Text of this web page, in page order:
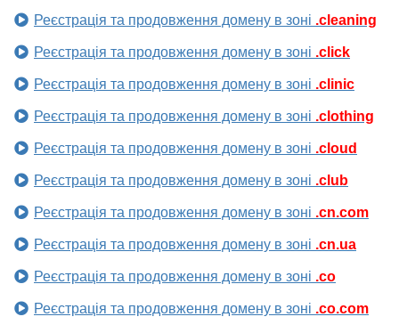
Реєстрація та продовження домену в зоні .cleaning
Реєстрація та продовження домену в зоні .click
Реєстрація та продовження домену в зоні .clinic
Реєстрація та продовження домену в зоні .clothing
Реєстрація та продовження домену в зоні .cloud
Реєстрація та продовження домену в зоні .club
Реєстрація та продовження домену в зоні .cn.com
Реєстрація та продовження домену в зоні .cn.ua
Реєстрація та продовження домену в зоні .co
Реєстрація та продовження домену в зоні .co.com